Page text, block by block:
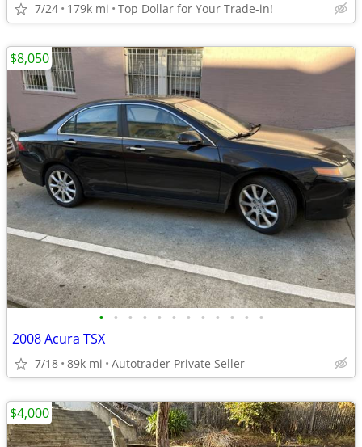
7/24 179k mi Top Dollar for Your Trade-in!
• • • • • • • • • • • •
2008 Acura TSX
7/18 89k mi Autotrader Private Seller
$8,050
$4,000